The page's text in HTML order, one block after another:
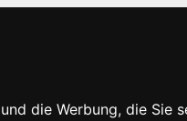
die Werbung, die Sie